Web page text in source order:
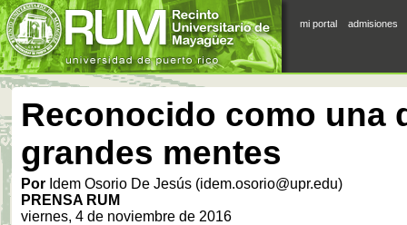
mi portal admisiones
Reconocido como una
grandes mentes
Por Idem Osorio De Jesús (idem.osorio@upr.edu)
PRENSA RUM
viernes, 4 de noviembre de 2016